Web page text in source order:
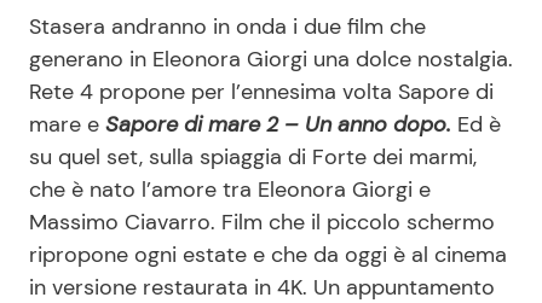
Moda e Style
Mondo Mamma
News benessere
Salute
Dolci
Le Ricette in TV
Primi Piatti
Ricette Facili e Veloci
Stasera andranno in onda i due film che
generano in Eleonora Giorgi una dolce nostalgia.
Rete 4 propone per l’ennesima volta Sapore di
mare e Sapore di mare 2 – Un anno dopo. Ed è
su quel set, sulla spiaggia di Forte dei marmi,
che è nato l’amore tra Eleonora Giorgi e
Massimo Ciavarro. Film che il piccolo schermo
ripropone ogni estate e che da oggi è al cinema
in versione restaurata in 4K. Un appuntamento